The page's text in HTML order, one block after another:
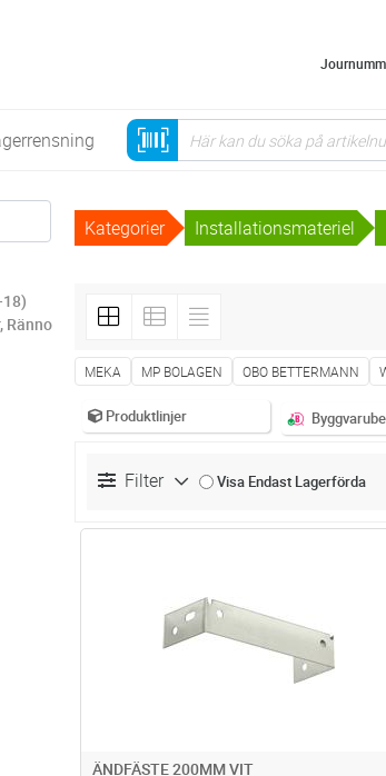
Kategorier Installationsmateriel
MEKA MP BOLAGEN OBO BETTERMANN
Produktlinjer
Filter Visa Endast Lagerförda
ÄNDFÄSTE 200MM VIT